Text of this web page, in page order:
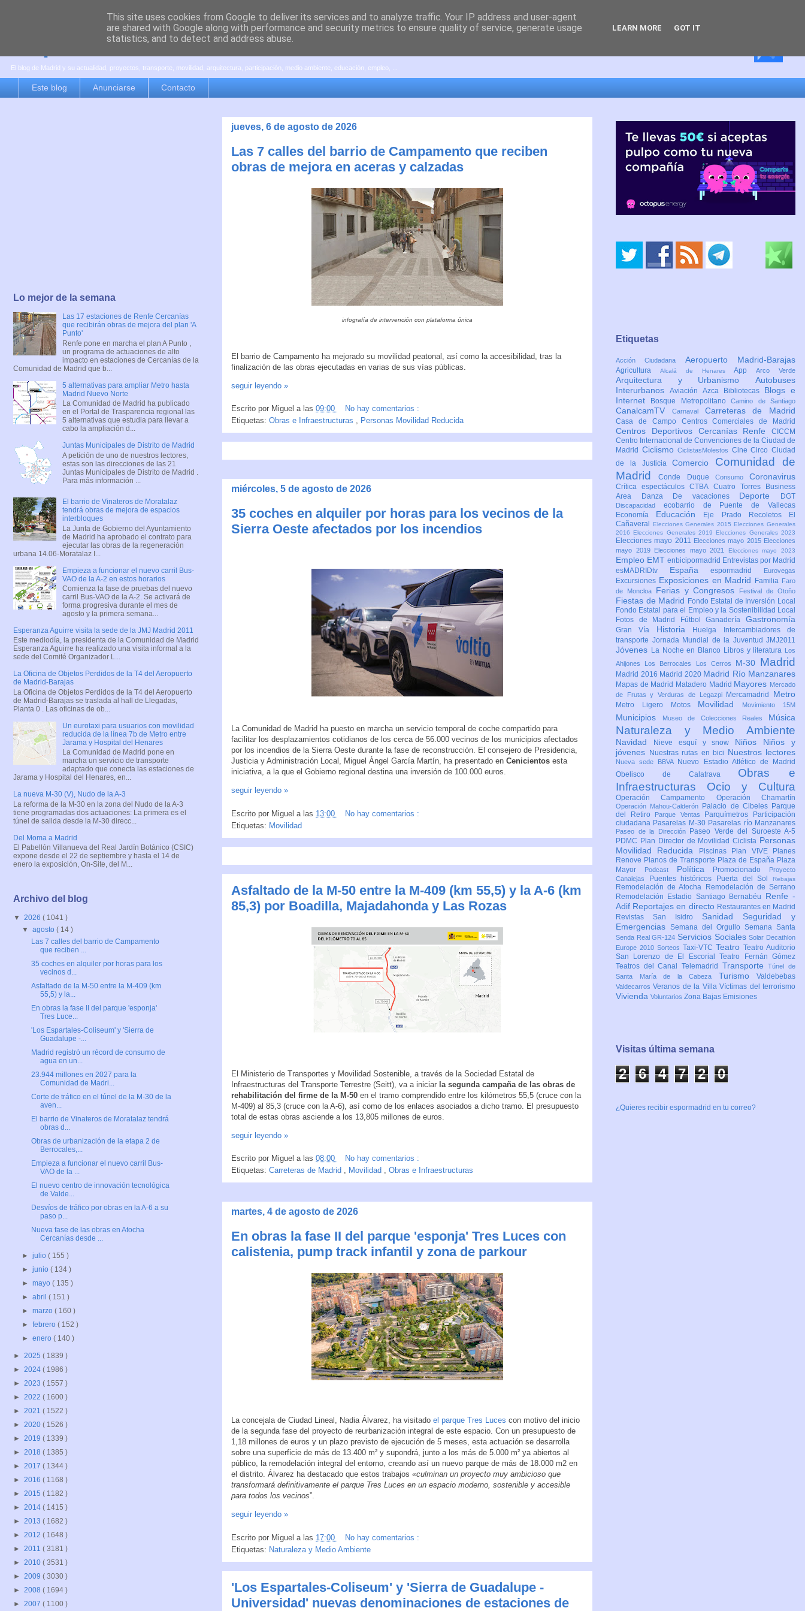
es por madrid
El blog de Madrid y su actualidad, proyectos, transporte, movilidad, arquitectura, participación, medio ambiente, educación, empleo, ...
Este blog Anunciarse Contacto
jueves, 6 de agosto de 2026
Las 7 calles del barrio de Campamento que reciben
obras de mejora en aceras y calzadas
infografía de intervención con plataforma única
El barrio de Campamento ha mejorado su movilidad peatonal, así como la accesibilidad, tras la
finalización de las obras ejecutadas en varias de sus vías públicas.
seguir leyendo »
Escrito por Miguel a las 09:00
No hay comentarios :
Etiquetas: Obras e Infraestructuras , Personas Movilidad Reducida
miércoles, 5 de agosto de 2026
35 coches en alquiler por horas para los vecinos de la
Sierra Oeste afectados por los incendios
La Comunidad de Madrid ha puesto en marcha un servicio temporal de coche compartido para
facilitar los desplazamientos cotidianos de los cerca de 56.000 vecinos de los municipios afectados
por los incendios de la Sierra Oeste durante la fase de reconstrucción. El consejero de Presidencia,
Justicia y Administración Local, Miguel Ángel García Martín, ha presentado en Cenicientos esta
iniciativa, a la que el Gobierno regional destina una inversión de 100.000 euros.
seguir leyendo »
Escrito por Miguel a las 13:00
No hay comentarios :
Etiquetas: Movilidad
Asfaltado de la M-50 entre la M-409 (km 55,5) y la A-6 (km
85,3) por Boadilla, Majadahonda y Las Rozas
El Ministerio de Transportes y Movilidad Sostenible, a través de la Sociedad Estatal de
Infraestructuras del Transporte Terrestre (Seitt), va a iniciar la segunda campaña de las obras de
rehabilitación del firme de la M-50 en el tramo comprendido entre los kilómetros 55,5 (cruce con la
M-409) al 85,3 (cruce con la A-6), así como de los enlaces asociados a dicho tramo. El presupuesto
total de estas obras asciende a los 13,805 millones de euros.
seguir leyendo »
Escrito por Miguel a las 08:00
No hay comentarios :
Etiquetas: Carreteras de Madrid , Movilidad , Obras e Infraestructuras
martes, 4 de agosto de 2026
En obras la fase II del parque 'esponja' Tres Luces con
calistenia, pump track infantil y zona de parkour
La concejala de Ciudad Lineal, Nadia Álvarez, ha visitado el parque Tres Luces con motivo del inicio
de la segunda fase del proyecto de reurbanización integral de este espacio. Con un presupuesto de
1,18 millones de euros y un plazo previsto de ejecución de 5 meses, esta actuación se desarrolla
sobre una superficie de más de 13.400 m² y supondrá, junto a los más de 5.000 m² ya abiertos al
público, la remodelación integral del entorno, creando así un nuevo parque de más de 18.000 m2 en
el distrito. Álvarez ha destacado que estos trabajos «culminan un proyecto muy ambicioso que
transformará definitivamente el parque Tres Luces en un espacio moderno, sostenible y accesible
para todos los vecinos”.
seguir leyendo »
Escrito por Miguel a las 17:00
No hay comentarios :
Etiquetas: Naturaleza y Medio Ambiente
'Los Espartales-Coliseum' y 'Sierra de Guadalupe -
Universidad' nuevas denominaciones de estaciones de
Lo mejor de la semana
Las 17 estaciones de Renfe Cercanías
que recibirán obras de mejora del plan 'A
Punto'
Renfe pone en marcha el plan A Punto ,
un programa de actuaciones de alto
impacto en estaciones de Cercanías de la
Comunidad de Madrid que b...
5 alternativas para ampliar Metro hasta
Madrid Nuevo Norte
La Comunidad de Madrid ha publicado
en el Portal de Trasparencia regional las
5 alternativas que estudia para llevar a
cabo la ampliación d...
Juntas Municipales de Distrito de Madrid
A petición de uno de nuestros lectores,
estas son las direcciones de las 21
Juntas Municipales de Distrito de Madrid .
Para más información ...
El barrio de Vinateros de Moratalaz
tendrá obras de mejora de espacios
interbloques
La Junta de Gobierno del Ayuntamiento
de Madrid ha aprobado el contrato para
ejecutar las obras de la regeneración
urbana 14.06-Moratalaz I...
Empieza a funcionar el nuevo carril Bus-
VAO de la A-2 en estos horarios
Comienza la fase de pruebas del nuevo
carril Bus-VAO de la A-2. Se activará de
forma progresiva durante el mes de
agosto y la primera semana...
Esperanza Aguirre visita la sede de la JMJ Madrid 2011
Este mediodía, la presidenta de la Comunidad de Madrid
Esperanza Aguirre ha realizado una visita informal a la
sede del Comité Organizador L...
La Oficina de Objetos Perdidos de la T4 del Aeropuerto
de Madrid-Barajas
La Oficina de Objetos Perdidos de la T4 del Aeropuerto
de Madrid-Barajas se traslada al hall de Llegadas,
Planta 0 . Las oficinas de ob...
Un eurotaxi para usuarios con movilidad
reducida de la línea 7b de Metro entre
Jarama y Hospital del Henares
La Comunidad de Madrid pone en
marcha un servicio de transporte
adaptado que conecta las estaciones de
Jarama y Hospital del Henares, en...
La nueva M-30 (V), Nudo de la A-3
La reforma de la M-30 en la zona del Nudo de la A-3
tiene programadas dos actuaciones: La primera es el
túnel de salida desde la M-30 direcc...
Del Moma a Madrid
El Pabellón Villanueva del Real Jardín Botánico (CSIC)
expone desde el 22 de septiembre y hasta el 14 de
enero la exposición, On-Site, del M...
Archivo del blog
▼ 2026 ( 1041 )
▼agosto( 14 )
Las 7 calles del barrio de Campamento
que reciben ...
35 coches en alquiler por horas para los
vecinos d...
Asfaltado de la M-50 entre la M-409 (km
55,5) y la...
En obras la fase II del parque 'esponja'
Tres Luce...
'Los Espartales-Coliseum' y 'Sierra de
Guadalupe -...
Madrid registró un récord de consumo de
agua en un...
23.944 millones en 2027 para la
Comunidad de Madri...
Corte de tráfico en el túnel de la M-30 de la
aven...
El barrio de Vinateros de Moratalaz tendrá
obras d...
Obras de urbanización de la etapa 2 de
Berrocales,...
Empieza a funcionar el nuevo carril Bus-
VAO de la ...
El nuevo centro de innovación tecnológica
de Valde...
Desvíos de tráfico por obras en la A-6 a su
paso p...
Nueva fase de las obras en Atocha
Cercanías desde ...
►julio( 155 )
►junio( 134 )
►mayo( 135 )
►abril( 151 )
►marzo( 160 )
►febrero( 152 )
►enero( 140 )
► 2025 ( 1839 )
► 2024 ( 1986 )
► 2023 ( 1557 )
► 2022 ( 1600 )
► 2021 ( 1522 )
► 2020 ( 1526 )
► 2019 ( 1339 )
► 2018 ( 1385 )
► 2017 ( 1344 )
► 2016 ( 1168 )
► 2015 ( 1182 )
► 2014 ( 1415 )
► 2013 ( 1682 )
► 2012 ( 1648 )
► 2011 ( 3181 )
► 2010 ( 3531 )
► 2009 ( 3030 )
► 2008 ( 1694 )
► 2007 ( 1100 )
Etiquetas
Acción Ciudadana Aeropuerto Madrid-Barajas
Agricultura Alcalá de HenaresAppArco Verde
Arquitectura y Urbanismo Autobuses
Interurbanos Aviación Azca Bibliotecas Blogs e
Internet
Bosque MetropolitanoCamino de Santiago
CanalcamTV Carnaval Carreteras de Madrid
Casa de Campo Centros Comerciales de Madrid
Centros Deportivos Cercanías Renfe CICCM
Centro Internacional de Convenciones de la Ciudad de
Madrid CiclismoCiclistasMolestos CineCircoCiudad
de la JusticiaComercio Comunidad de
MadridConde Duque Consumo Coronavirus
Crítica espectáculosCTBA Cuatro Torres Business
Area
Danza De vacaciones Deporte DGT
Discapacidad ecobarrio de Puente de Vallecas
Economía Educación Eje Prado Recoletos
El
Cañaveral
Elecciones Generales 2015 Elecciones Generales
2016 Elecciones Generales 2019 Elecciones Generales 2023
Elecciones mayo 2011 Elecciones mayo 2015 Elecciones
mayo 2019
Elecciones mayo 2021 Elecciones mayo 2023
Empleo EMT enbicipormadrid Entrevistas por Madrid
esMADRIDtv Españaespormadrid Eurovegas
Excursiones Exposiciones en Madrid Familia Faro
de Moncloa
Ferias y Congresos Festival de Otoño
Fiestas de Madrid Fondo Estatal de Inversión Local
Fondo Estatal para el Empleo y la Sostenibilidad Local
Fotos de Madrid
FútbolGanaderíaGastronomía
Gran Vía Historia Huelga
Intercambiadores de
transporte Jornada Mundial de la Juventud JMJ2011
Jóvenes La Noche en Blanco Libros y literatura
Los
Ahijones
Los Berrocales Los Cerros M-30 Madrid
Madrid 2016 Madrid 2020 Madrid Río Manzanares
Mapas de Madrid Matadero Madrid Mayores Mercado
de Frutas y Verduras de Legazpi
Mercamadrid Metro
Metro Ligero Motos Movilidad Movimiento 15M
Municipios Museo de Colecciones Reales Música
Naturaleza y Medio Ambiente
Navidad Nieve esquí y snow Niños Niños y
jóvenes
Nuestras rutas en bici Nuestros lectores
Nueva sede BBVA
Nuevo Estadio Atlético de Madrid
Obelisco de Calatrava Obras e
Infraestructuras Ocio y Cultura
Operación Campamento Operación Chamartín
Operación Mahou-Calderón Palacio de Cibeles Parque
del Retiro
Parque Ventas Parquímetros
Participación
ciudadana Pasarelas M-30 Pasarelas río Manzanares
Paseo de la Dirección
Paseo Verde del Suroeste A-5
PDMC Plan Director de Movilidad Ciclista Personas
Movilidad Reducida
Piscinas Plan VIVE
Planes
Renove Planos de Transporte Plaza de España Plaza
Mayor
Podcast Política Promocionado
Proyecto
Canalejas
Puentes históricos Puerta del Sol Rebajas
Remodelación de Atocha
Remodelación de Serrano
Remodelación Estadio Santiago Bernabéu Renfe -
Adif Reportajes en directo Restaurantes en Madrid
Revistas San Isidro Sanidad Seguridad y
Emergencias Semana del Orgullo Semana Santa
Senda Real GR-124 Servicios SocialesSolar Decathlon
Europe 2010 Sorteos Taxi-VTC Teatro Teatro Auditorio
San Lorenzo de El EscorialTeatro Fernán Gómez
Teatros del Canal Telemadrid TransporteTúnel de
Santa María de la Cabeza Turismo Valdebebas
ValdecarrosVeranos de la VillaVíctimas del terrorismo
Vivienda Voluntarios Zona Bajas Emisiones
Visitas última semana
2 6 4 7 2 0
¿Quieres recibir espormadrid en tu correo?
This site uses cookies from Google to deliver its services and to analyze traffic. Your IP address and user-agent
are shared with Google along with performance and security metrics to ensure quality of service, generate usage
statistics, and to detect and address abuse.
LEARN MORE GOT IT